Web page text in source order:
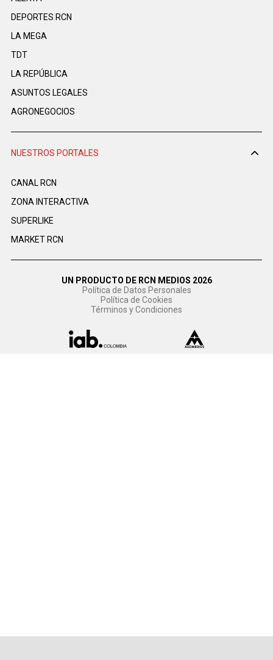
DEPORTES RCN
LA MEGA
TDT
LA REPÚBLICA
ASUNTOS LEGALES
AGRONEGOCIOS
NUESTROS PORTALES
CANAL RCN
ZONA INTERACTIVA
SUPERLIKE
MARKET RCN
UN PRODUCTO DE RCN MEDIOS 2026
Política de Datos Personales
Política de Cookies
Términos y Condiciones